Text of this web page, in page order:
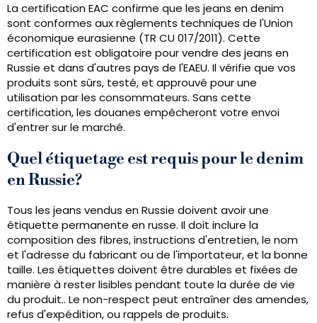
La certification EAC confirme que les jeans en denim
sont conformes aux règlements techniques de l'Union
économique eurasienne (TR CU 017/2011). Cette
certification est obligatoire pour vendre des jeans en
Russie et dans d'autres pays de l'EAEU. Il vérifie que vos
produits sont sûrs, testé, et approuvé pour une
utilisation par les consommateurs. Sans cette
certification, les douanes empêcheront votre envoi
d'entrer sur le marché.
Quel étiquetage est requis pour le denim
en Russie?
Tous les jeans vendus en Russie doivent avoir une
étiquette permanente en russe. Il doit inclure la
composition des fibres, instructions d'entretien, le nom
et l'adresse du fabricant ou de l'importateur, et la bonne
taille. Les étiquettes doivent être durables et fixées de
manière à rester lisibles pendant toute la durée de vie
du produit.. Le non-respect peut entraîner des amendes,
refus d'expédition, ou rappels de produits.